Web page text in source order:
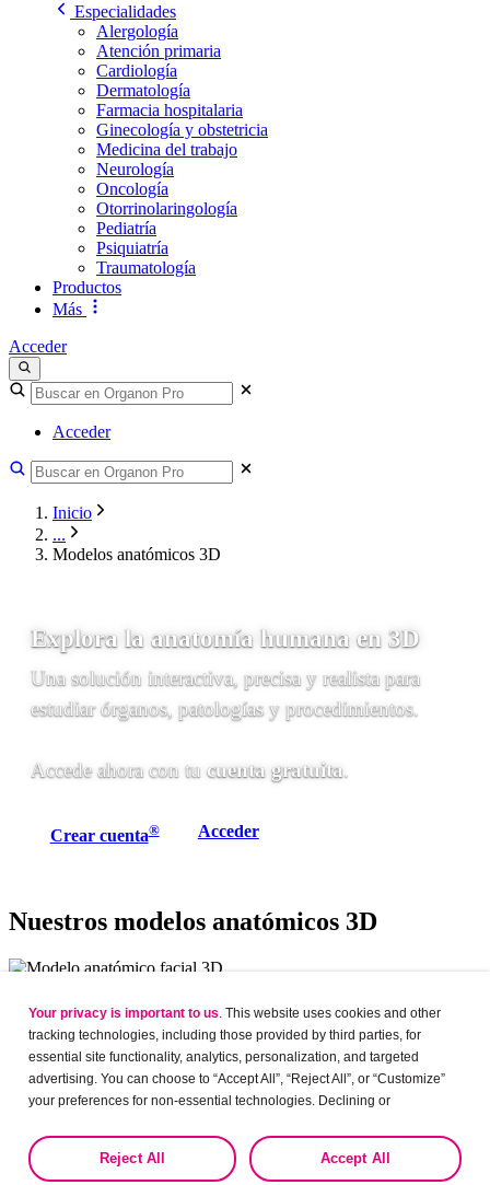
Especialidades
Alergología
Atención primaria
Cardiología
Dermatología
Farmacia hospitalaria
Ginecología y obstetricia
Medicina del trabajo
Neurología
Oncología
Otorrinolaringología
Pediatría
Psiquiatría
Traumatología
Productos
Más
Acceder
Acceder
Inicio
...
Modelos anatómicos 3D
Explora la anatomía humana en 3D
Una solución interactiva, precisa y realista para
estudiar órganos, patologías y procedimientos.
Accede ahora con tu cuenta gratuita.
Crear cuenta® Acceder
Nuestros modelos anatómicos 3D
Modelo anatómico facial 3D
Este recurso formativo te ayuda a comprender con precisión la
anatomía facialy sus distintas partes de manera gráfica.
Ver
Modelo anatómico del oído 3D
Your privacy is important to us. This website uses cookies and other
tracking technologies, including those provided by third parties, for
essential site functionality, analytics, personalization, and targeted
advertising. You can choose to “Accept All”, “Reject All”, or “Customize”
your preferences for non-essential technologies. Declining or
the collection, use, storage, and disclosure of your data in other contexts
as described in the terms of our
Privacy Policy Accept All
Reject All